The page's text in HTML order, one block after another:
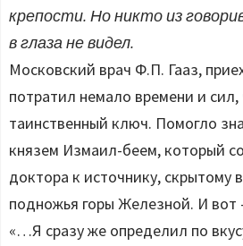
крепости. Но никто из
в глаза не видел.
Московский врач Ф.П. Гааз,
потратил немало времени и
таинственный ключ. Помогло
князем Измаил-беем, который
доктора к источнику, скрытому
подножья горы Железной. И вот
«…Я сразу же определил по